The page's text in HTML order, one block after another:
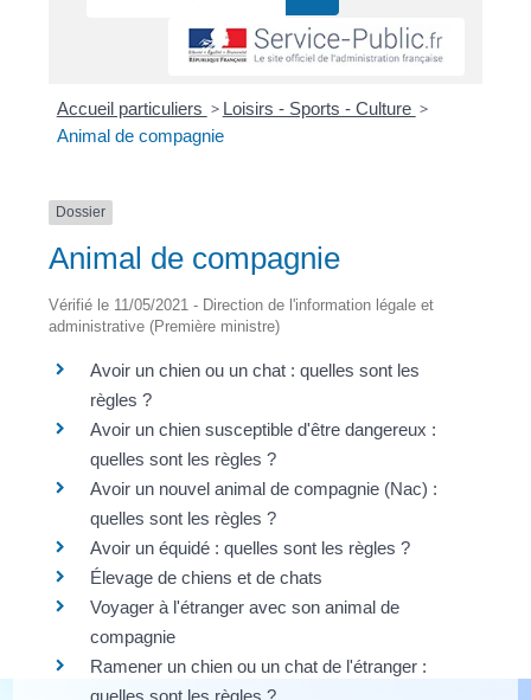
Accueil particuliers > Loisirs - Sports - Culture >
Animal de compagnie
Dossier
Animal de compagnie
Vérifié le 11/05/2021 - Direction de l'information légale et
administrative (Première ministre)
Avoir un chien ou un chat : quelles sont les
règles ?
Avoir un chien susceptible d'être dangereux :
quelles sont les règles ?
Avoir un nouvel animal de compagnie (Nac) :
quelles sont les règles ?
Avoir un équidé : quelles sont les règles ?
Élevage de chiens et de chats
Voyager à l'étranger avec son animal de
compagnie
Ramener un chien ou un chat de l'étranger :
quelles sont les règles ?